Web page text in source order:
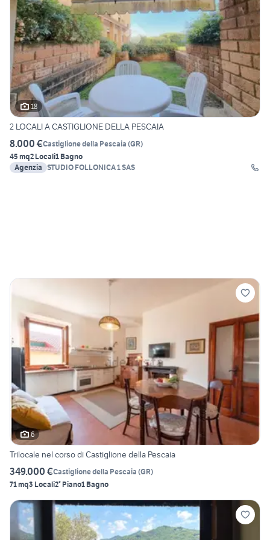
18
2 LOCALI A CASTIGLIONE DELLA PESCAIA
8.000 €Castiglione della Pescaia (GR)
45 mq2 Locali1 Bagno
Agenzia STUDIO FOLLONICA 1 SAS
6
Trilocale nel corso di Castiglione della Pescaia
349.000 €Castiglione della Pescaia (GR)
71 mq3 Locali2° Piano1 Bagno